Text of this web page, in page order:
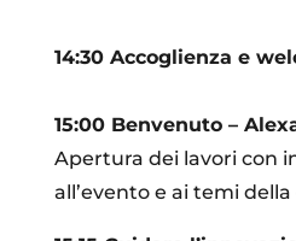
14:30 Accoglienza e
15:00 Benvenuto –
Apertura dei lavori con
all’evento e ai temi